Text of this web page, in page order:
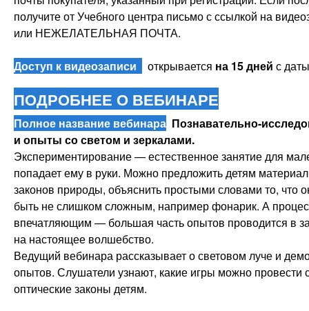
получите от Учебного центра письмо с ссылкой на
или НЕЖЕЛАТЕЛЬНАЯ ПОЧТА.
Доступ к видеозаписи открывается на 15 дней с
ПОДРОБНЕЕ О ВЕБИНАРЕ
Полное название вебинара Познавательно-
и опыты со светом и зеркалами.
Экспериментирование — естественное занятие для
попадает ему в руки. Можно предложить детям
законов природы, объяснить простыми словами то, что
быть не слишком сложным, например фонарик. А
впечатляющим — большая часть опытов проводится в
на настоящее волшебство.
Ведущий вебинара рассказывает о световом луче и
опытов. Слушатели узнают, какие игры можно провести
оптические законы детям.